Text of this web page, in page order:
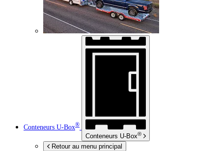
Conteneurs U-Box®
Conteneurs U-Box®
Retour au menu principal